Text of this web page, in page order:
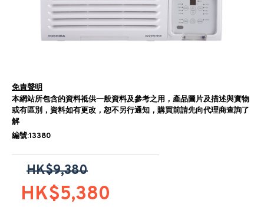
免責聲明
本網站所包含的資料祗供一般資料及參考之用，產品圖片及描述與實物
或有區別，資料如有更改，恕不另行通知，購買前請先向代理商查詢了
解
編號:13380
HK$5,380
HK$9,380